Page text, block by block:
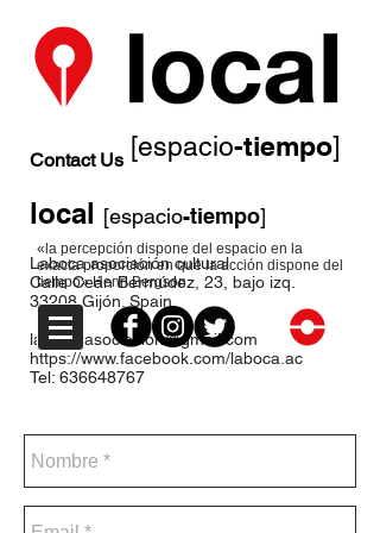
[espacio-tiempo]
«la percepción dispone del espacio en la
exacta proporción en que la acción dispone del
tiempo» Henri Bergson
Contact Us
local [espacio-tiempo]
Laboca asociación cultural
Calle Ceán Bermúdez, 23, bajo izq.
33208 Gijón. Spain
laboca.asociacion@gmail.com
https://www.facebook.com/laboca.ac
Tel: 636648767